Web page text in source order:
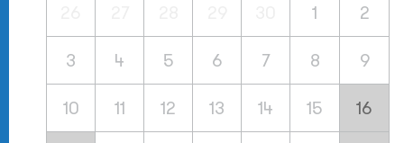
1 2
3 4 5 6 7 8 9
10 11 12 13 14 15 16